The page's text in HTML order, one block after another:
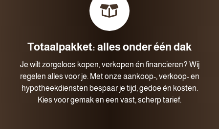
Totaalpakket: alles onder één dak
Je wilt zorgeloos kopen, verkopen én financieren? Wij
regelen alles voor je. Met onze aankoop-, verkoop- en
hypotheekdiensten bespaar je tijd, gedoe én kosten.
Kies voor gemak en een vast, scherp tarief.